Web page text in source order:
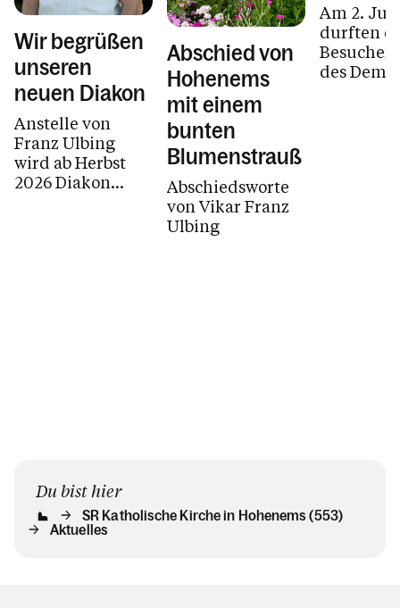
Wir begrüßen
unseren
neuen Diakon
Anstelle von
Franz Ulbing
wird ab Herbst
2026 Diakon
Abschied von
Hohenems
mit einem
bunten
Blumenstrauß
Abschiedsworte
von Vikar Franz
Ulbing
Am 2.
durften
des
Du bist hier
SR Katholische Kirche in Hohenems (553)
Aktuelles